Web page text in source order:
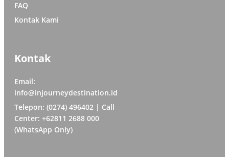
FAQ
Kontak Kami
Kontak
Email:
info@injourneydestination.id
Telepon: (0274) 496402 | Call
Center: +62811 2688 000
(WhatsApp Only)